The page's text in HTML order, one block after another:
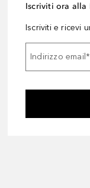
Iscriviti ora alla
Iscriviti e ricevi
Indirizzo email*